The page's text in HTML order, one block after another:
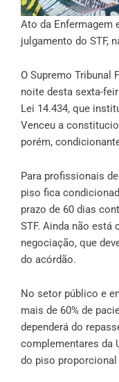
Ato da Enfermagem
julgamento do STF,
O Supremo Tribunal
noite desta sexta-
Lei 14.434, que
Venceu a
porém,
Para profissionais
piso fica
prazo de 60 dias
STF. Ainda não está
negociação, que
do acórdão.
No setor público e
mais de 60% de
dependerá do
complementares da
do piso proporcional